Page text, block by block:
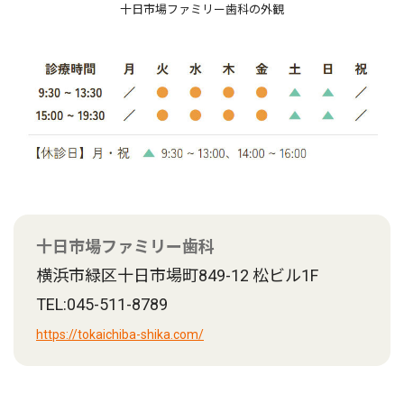
十日市場ファミリー歯科の外観
十日市場ファミリー歯科
横浜市緑区十日市場町849-12 松ビル1F
TEL:045-511-8789
https://tokaichiba-shika.com/